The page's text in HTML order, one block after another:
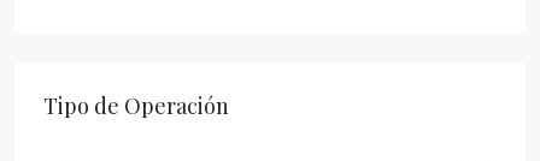
Tipo de Operación